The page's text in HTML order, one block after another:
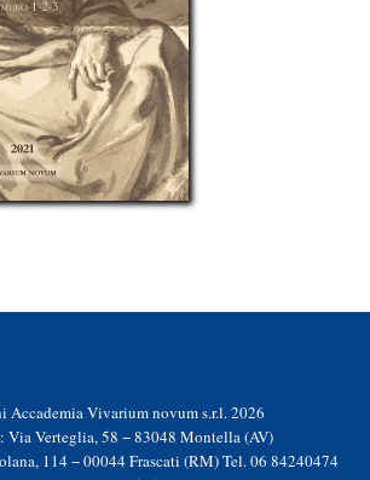
Vivarium novum s.r.l. 2026
Via Verteglia, 58 − 83048 Montella (AV)
114 − 00044 Frascati (RM) Tel. 06 84240474